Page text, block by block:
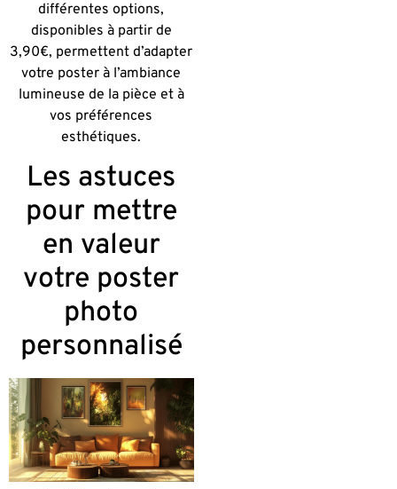
différentes options,
disponibles à partir de
3,90€, permettent d’adapter
votre poster à l’ambiance
lumineuse de la pièce et à
vos préférences
esthétiques.
Les astuces
pour mettre
en valeur
votre poster
photo
personnalisé